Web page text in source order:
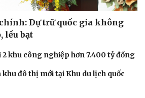
Dự trữ quốc gia không
lều bạt
khu công nghiệp hơn 7.400 tỷ đồng
khu đô thị mới tại Khu du lịch quốc